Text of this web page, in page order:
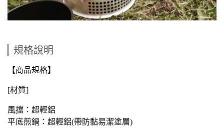
規格說明
【商品規格】
[材質]
風擋：超輕鋁
平底煎鍋：超輕鋁(帶防黏易潔塗層)